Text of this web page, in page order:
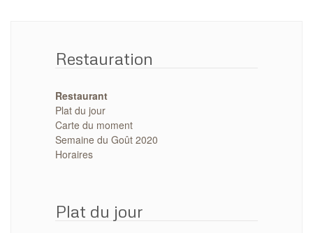
Restauration
Restaurant
Plat du jour
Carte du moment
Semaine du Goût 2020
Horaires
Plat du jour